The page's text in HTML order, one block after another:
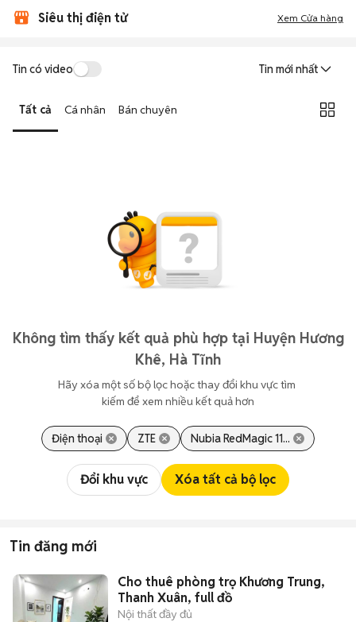
Siêu thị điện tử Xem Cửa hàng
Tin có video Tin mới nhất
Tất cả Cá nhân Bán chuyên
Không tìm thấy kết quả phù hợp tại Huyện Hương
Khê, Hà Tĩnh
Hãy xóa một số bộ lọc hoặc thay đổi khu vực tìm
kiếm để xem nhiều kết quả hơn
Điện thoại ZTE Nubia RedMagic 11...
Đổi khu vực Xóa tất cả bộ lọc
Tin đăng mới
Cho thuê phòng trọ Khương Trung,
Thanh Xuân, full đồ
Nội thất đầy đủ